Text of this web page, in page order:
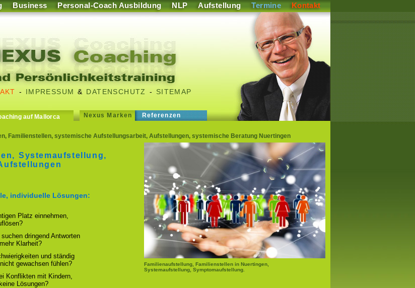
Business Personal-Coach Ausbildung NLP Aufstellung Termine Kontakt
- IMPRESSUM & DATENSCHUTZ - SITEMAP
auf Mallorca Nexus Marken Referenzen
Familienstellen, systemische Aufstellungsarbeit, Aufstellungen, systemische Beratung Nuertingen
Familienaufstellung, Familienstellen in Nuertingen,
Systemaufstellung, Symptomaufstellung.
Systemaufstellung,
individuelle Lösungen:
Platz einnehmen,
dringend Antworten
Klarheit?
und ständig
gewachsen fühlen?
Konflikten mit Kindern,
Lösungen?